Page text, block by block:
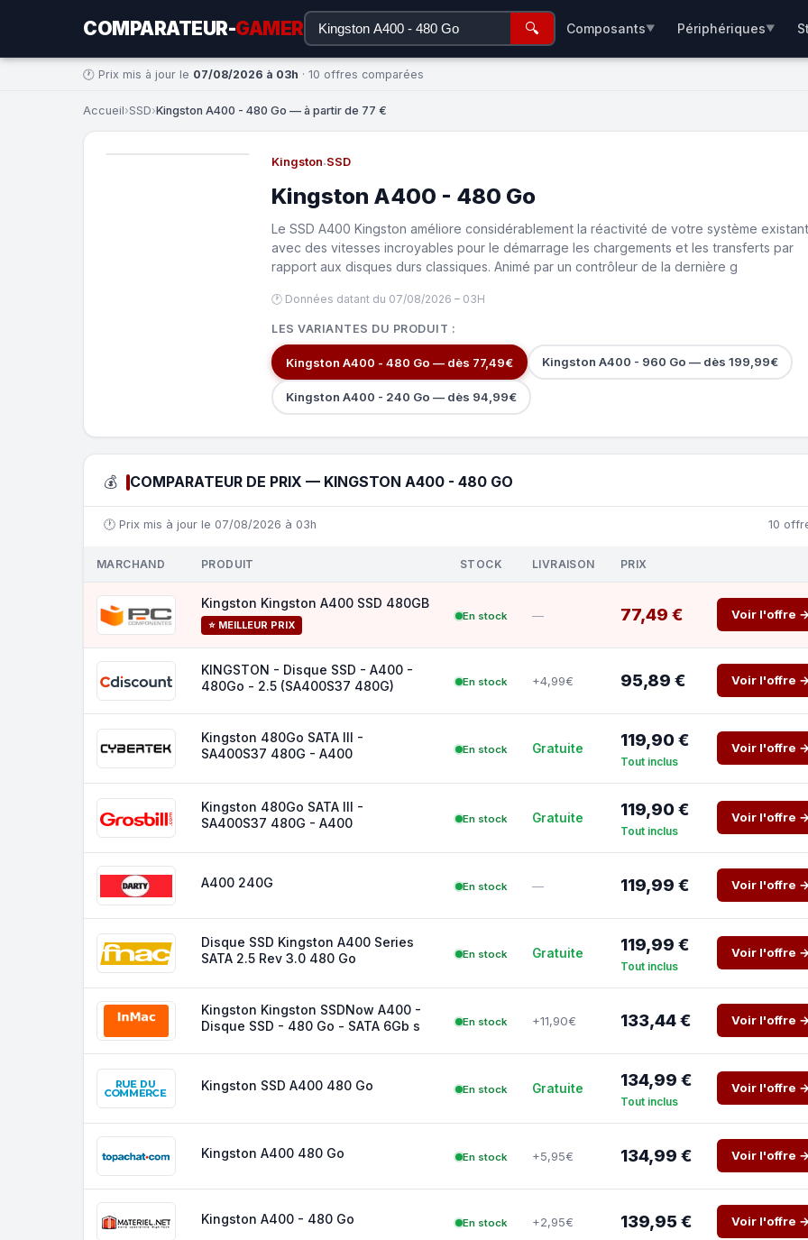
COMPARATEUR-GAMER 🔍 Composants▼ Périphériques▼
🕐 Prix mis à jour le 07/08/2026 à 03h · 10 offres comparées
Accueil›SSD›Kingston A400 - 480 Go — à partir de 77 €
Kingston·SSD
Kingston A400 - 480 Go
Le SSD A400 Kingston améliore considérablement la réactivité de votre système existant
avec des vitesses incroyables pour le démarrage les chargements et les transferts par
rapport aux disques durs classiques. Animé par un contrôleur de la dernière g
🕐 Données datant du 07/08/2026 – 03H
LES VARIANTES DU PRODUIT :
Kingston A400 - 480 Go — dès 77,49€ Kingston A400 - 960 Go — dès 199,99€
Kingston A400 - 240 Go — dès 94,99€
💰 COMPARATEUR DE PRIX — KINGSTON A400 - 480 GO
🕐 Prix mis à jour le 07/08/2026 à 03h 10
MARCHAND PRODUIT STOCK LIVRAISON PRIX
Kingston Kingston A400 SSD 480GB
⭐ MEILLEUR PRIX
En stock — 77,49 € Voir l'offre
KINGSTON - Disque SSD - A400 -
480Go - 2.5 (SA400S37 480G)
En stock +4,99€ 95,89 € Voir l'offre
Kingston 480Go SATA III -
SA400S37 480G - A400
En stock Gratuite 119,90 €
Tout inclus
Voir l'offre
Kingston 480Go SATA III -
SA400S37 480G - A400
En stock Gratuite 119,90 €
Tout inclus
Voir l'offre
A400 240G En stock — 119,99 € Voir l'offre
Disque SSD Kingston A400 Series
SATA 2.5 Rev 3.0 480 Go
En stock Gratuite 119,99 €
Tout inclus
Voir l'offre
Kingston Kingston SSDNow A400 -
Disque SSD - 480 Go - SATA 6Gb s
En stock +11,90€ 133,44 € Voir l'offre
Kingston SSD A400 480 Go En stock Gratuite 134,99 €
Tout inclus
Voir l'offre
Kingston A400 480 Go En stock +5,95€ 134,99 € Voir l'offre
Kingston A400 - 480 Go En stock +2,95€ 139,95 € Voir l'offre